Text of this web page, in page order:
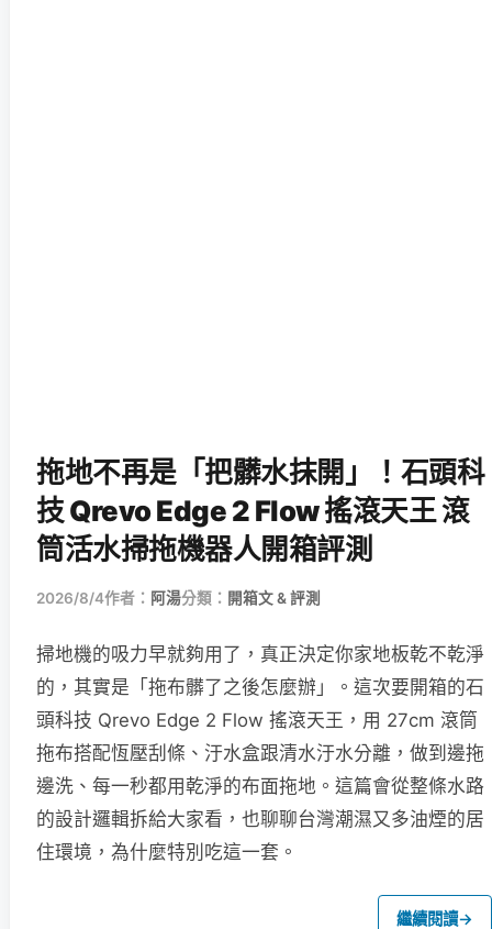
拖地不再是「把髒水抹開」！石頭科
技 Qrevo Edge 2 Flow 搖滾天王 滾
筒活水掃拖機器人開箱評測
2026/8/4作者： 阿湯分類： 開箱文 & 評測
掃地機的吸力早就夠用了，真正決定你家地板乾不乾淨
的，其實是「拖布髒了之後怎麼辦」。這次要開箱的石
頭科技 Qrevo Edge 2 Flow 搖滾天王，用 27cm 滾筒
拖布搭配恆壓刮條、汙水盒跟清水汙水分離，做到邊拖
邊洗、每一秒都用乾淨的布面拖地。這篇會從整條水路
的設計邏輯拆給大家看，也聊聊台灣潮濕又多油煙的居
住環境，為什麼特別吃這一套。
繼續閱讀→